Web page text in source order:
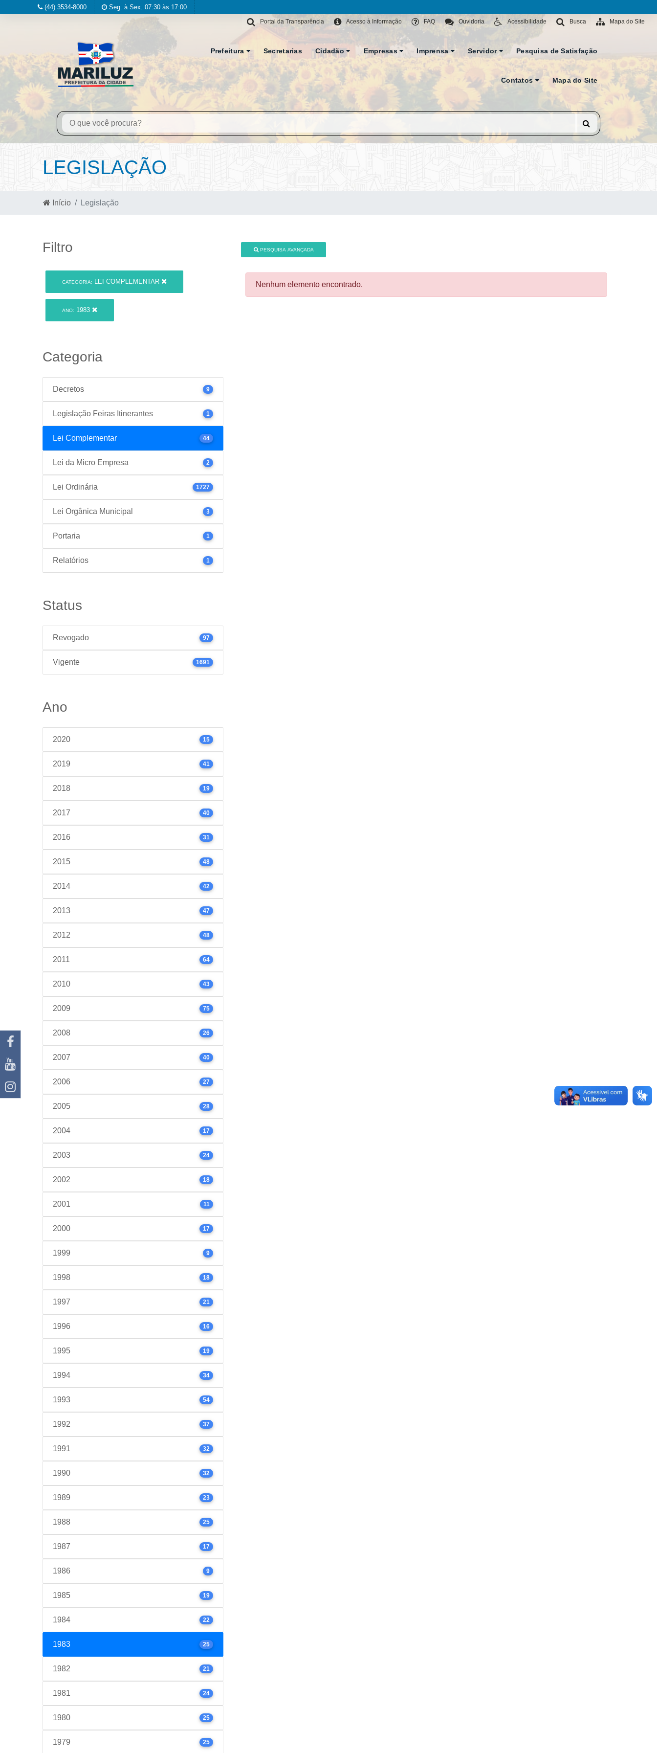
(44) 3534-8000 Seg. à Sex. 07:30 às 17:00
Mapa do Site
Busca
Acessibilidade
Ouvidoria
FAQ
Acesso à Informação
Portal da Transparência
Prefeitura Secretarias Cidadão Empresas Imprensa Servidor Pesquisa de Satisfação
Contatos Mapa do Site
LEGISLAÇÃO
Início Legislação
Filtro
CATEGORIA: LEI COMPLEMENTAR
ANO: 1983
Categoria
Decretos 9
Legislação Feiras Itinerantes 1
Lei Complementar 44
Lei da Micro Empresa 2
Lei Ordinária 1727
Lei Orgânica Municipal 3
Portaria 1
Relatórios 1
Status
Revogado 97
Vigente 1691
Ano
2020 15
2019 41
2018 19
2017 40
2016 31
2015 48
2014 42
2013 47
2012 48
2011 64
2010 43
2009 75
2008 26
2007 40
2006 27
2005 28
2004 17
2003 24
2002 18
2001 11
2000 17
1999 9
1998 18
1997 21
1996 16
1995 19
1994 34
1993 54
1992 37
1991 32
1990 32
1989 23
1988 25
1987 17
1986 9
1985 19
1984 22
1983 25
1982 21
1981 24
1980 25
1979 25
PESQUISA AVANÇADA
Nenhum elemento encontrado.